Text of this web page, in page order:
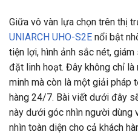
Giữa vô vàn lựa chọn trên thị
UNIARCH UHO-S2E nổi bật
tiện lợi, hình ảnh sắc nét,
đặt linh hoạt. Đây không chỉ là
minh mà còn là một giải pháp
hàng 24/7. Bài viết dưới đây
này dưới góc nhìn người dùng
nhìn toàn diện cho cả khách